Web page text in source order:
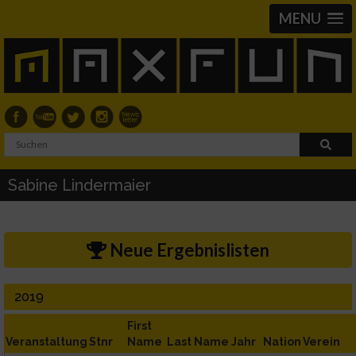
MENU
Sabine Lindermaier
Neue Ergebnislisten
2019
Veranstaltung Stnr
First
Name
Last Name Jahr NationVerein